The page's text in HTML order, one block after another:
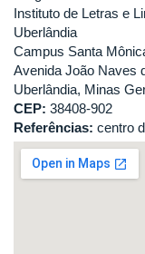
Instituto de Letras e
Uberlândia
Campus Santa
Avenida João Naves
Uberlândia, Minas
CEP: 38408-902
Referências: centro